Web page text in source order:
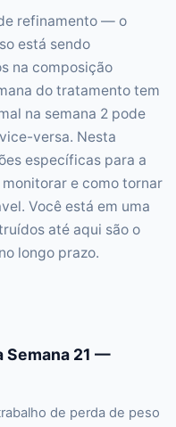
refinamento — o
está sendo
na composição
do tratamento tem
na semana 2 pode
versa. Nesta
específicas para a
monitorar e como tornar
Você está em uma
até aqui são o
longo prazo.
Semana 21 —
de perda de peso